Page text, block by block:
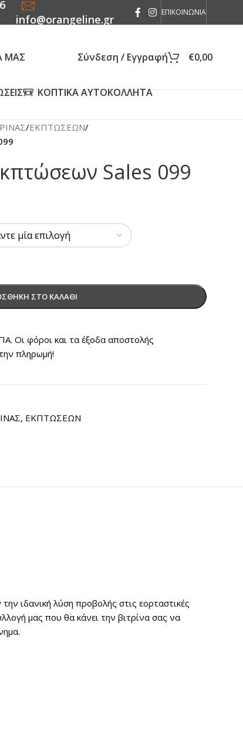
info@orangeline.gr
ΕΠΙΚΟΙΝΩΝΙΑ
ΜΑΣ Σύνδεση / Εγγραφή €0,00
ΚΟΠΤΙΚΑ ΑΥΤΟΚΟΛΛΗΤΑ
/ΕΚΠΤΩΣΕΩΝ/
Sales 099
ΣΤΟ ΚΑΛΆΘΙ
Οι φόροι και τα έξοδα αποστολής
πληρωμή!
, ΕΚΠΤΩΣΕΩΝ
ιδανική λύση προβολής στις εορταστικές
μας που θα κάνει την βιτρίνα σας να